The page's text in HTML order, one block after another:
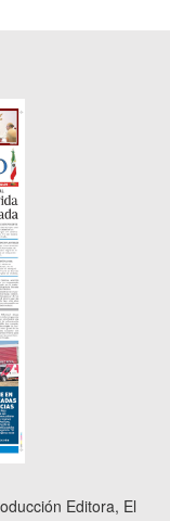
Editora, El